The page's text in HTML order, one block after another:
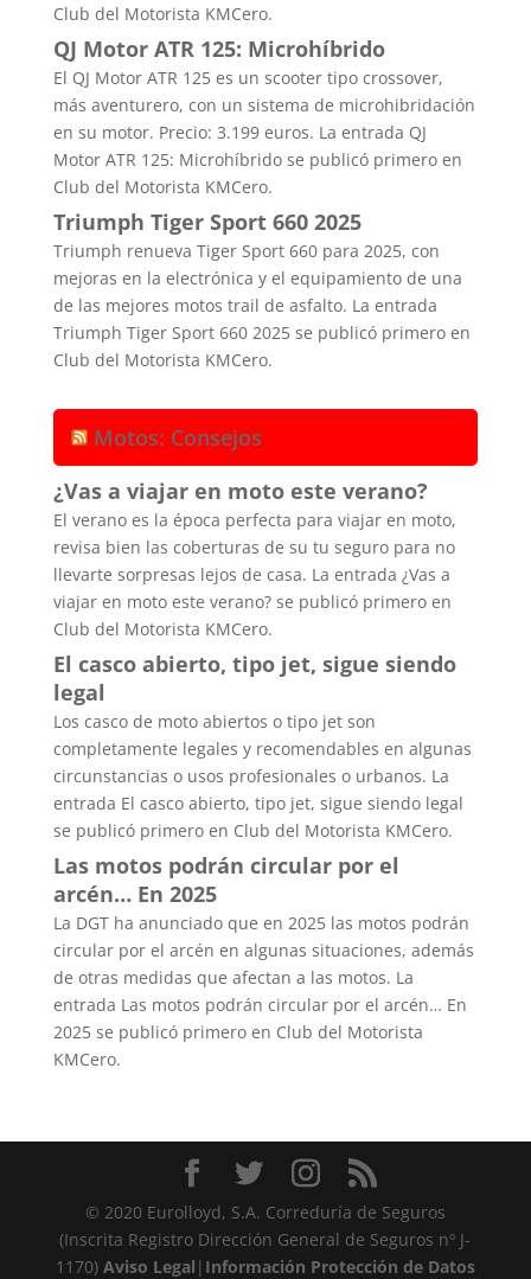
Club del Motorista KMCero.
QJ Motor ATR 125: Microhíbrido
El QJ Motor ATR 125 es un scooter tipo crossover,
más aventurero, con un sistema de microhibridación
en su motor. Precio: 3.199 euros. La entrada QJ
Motor ATR 125: Microhíbrido se publicó primero en
Club del Motorista KMCero.
Triumph Tiger Sport 660 2025
Triumph renueva Tiger Sport 660 para 2025, con
mejoras en la electrónica y el equipamiento de una
de las mejores motos trail de asfalto. La entrada
Triumph Tiger Sport 660 2025 se publicó primero en
Club del Motorista KMCero.
Motos: Consejos
¿Vas a viajar en moto este verano?
El verano es la época perfecta para viajar en moto,
revisa bien las coberturas de su tu seguro para no
llevarte sorpresas lejos de casa. La entrada ¿Vas a
viajar en moto este verano? se publicó primero en
Club del Motorista KMCero.
El casco abierto, tipo jet, sigue siendo
legal
Los casco de moto abiertos o tipo jet son
completamente legales y recomendables en algunas
circunstancias o usos profesionales o urbanos. La
entrada El casco abierto, tipo jet, sigue siendo legal
se publicó primero en Club del Motorista KMCero.
Las motos podrán circular por el
arcén… En 2025
La DGT ha anunciado que en 2025 las motos podrán
circular por el arcén en algunas situaciones, además
de otras medidas que afectan a las motos. La
entrada Las motos podrán circular por el arcén… En
2025 se publicó primero en Club del Motorista
KMCero.
© 2020 Eurolloyd, S.A. Correduría de Seguros
(Inscrita Registro Dirección General de Seguros nº J-
1170) Aviso Legal | Información Protección de Datos